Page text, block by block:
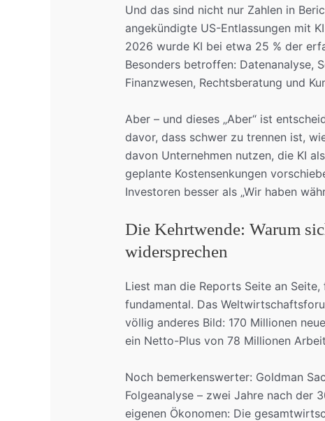
Und das sind nicht nur Zahlen in
angekündigte US-Entlassungen mit
2026 wurde KI bei etwa 25 % der
Besonders betroffen: Datenanalyse,
Finanzwesen, Rechtsberatung und
Aber – und dieses „Aber“ ist
davor, dass schwer zu trennen ist,
davon Unternehmen nutzen, die KI
geplante Kostensenkungen
Investoren besser als „Wir haben
Die Kehrtwende: Warum
widersprechen
Liest man die Reports Seite an
fundamental. Das
völlig anderes Bild: 170 Millionen
ein Netto-Plus von 78 Millionen
Noch bemerkenswerter: Goldman
Folgeanalyse – zwei Jahre nach der
eigenen Ökonomen: Die